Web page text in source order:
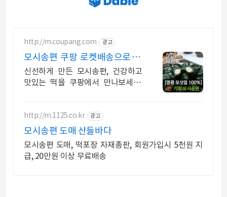
http://m.coupang.com 광고
모시송편 쿠팡 로켓배송으로 빠
르게 만나세요
신선하게 만든 모시송편, 건강하고
맛있는 떡을 쿠팡에서 만나보세요.
http://m.1125.co.kr 광고
모시송편 도매 산들바다
모시송편 도매, 떡포장 자재총판, 회원가입시 5천원 지
급, 20만원 이상 무료배송